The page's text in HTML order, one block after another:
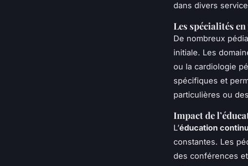
dans divers
Les spécialités
De nombreux
initiale. Les
ou la cardiologie
spécifiques et
particulières ou
Impact de
L’éducation
constantes. Les
des conférences